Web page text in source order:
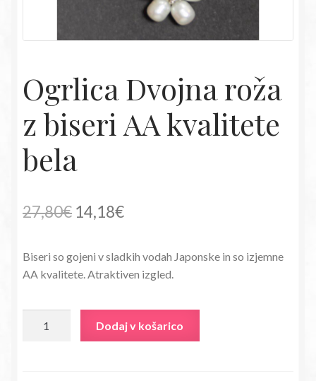
Ogrlica Dvojna roža
z biseri AA kvalitete
bela
27,80€ Izvirna
je
27,80€.
14,18€Trenutna
je:
14,18€.
Biseri so gojeni v sladkih vodah Japonske in so izjemne
AA kvalitete. Atraktiven izgled.
Dodaj v košarico